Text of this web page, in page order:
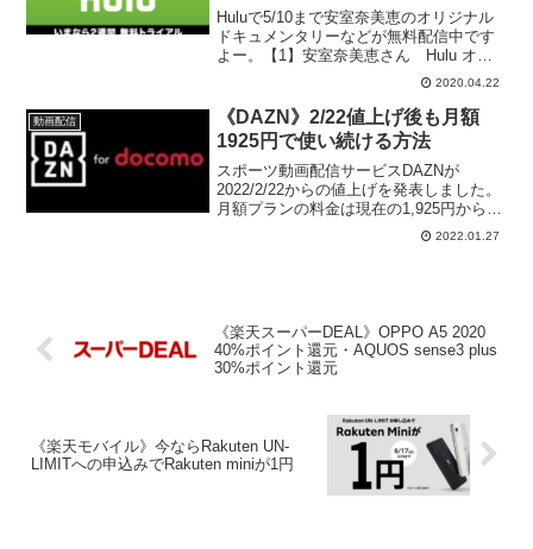
Huluで5/10まで安室奈美恵のオリジナル
ドキュメンタリーなどが無料配信中です
よー。【1】安室奈美恵さん Hulu オリ
ジナルドキュメンタリー「Documentary
of Namie Amuro “Finally”」特別編集版第1
話「n...
2020.04.22
動画配信
《DAZN》2/22値上げ後も月額
1925円で使い続ける方法
スポーツ動画配信サービスDAZNが
2022/2/22からの値上げを発表しました。
月額プランの料金は現在の1,925円から
3,000円、年間プランは19,250円から
27,000円に値上げされます。また、2/22
2022.01.27
《楽天スーパーDEAL》OPPO A5 2020
40%ポイント還元・AQUOS sense3 plus
30%ポイント還元
《楽天モバイル》今ならRakuten UN-
LIMITへの申込みでRakuten miniが1円